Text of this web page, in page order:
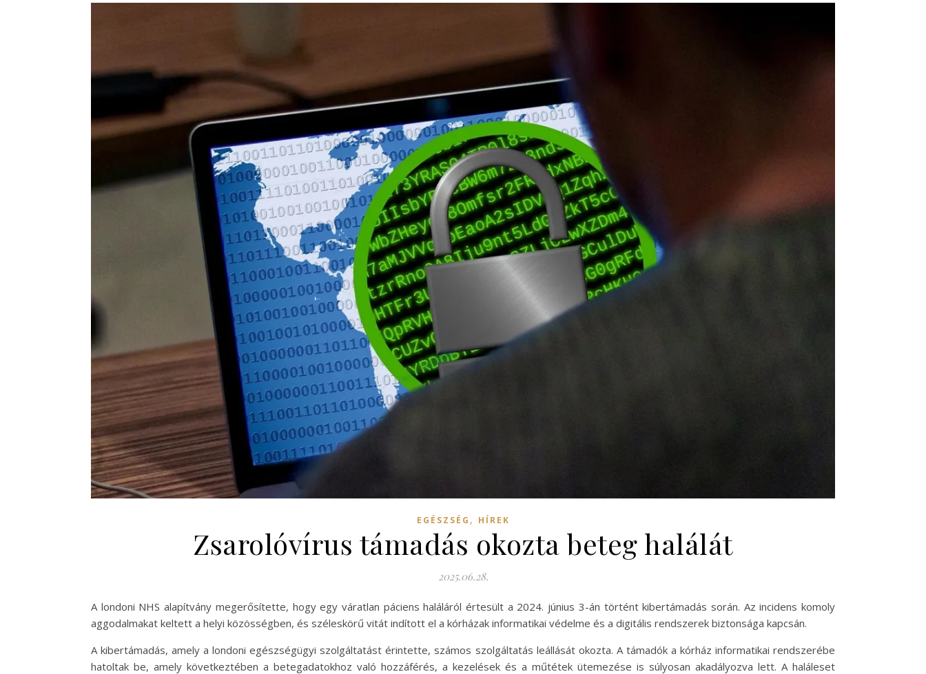
EGÉSZSÉG , HÍREK
Zsarolóvírus támadás okozta beteg halálát
2025.06.28.
A londoni NHS alapítvány megerősítette, hogy egy váratlan páciens haláláról értesült a 2024. június 3-án történt kibertámadás során. Az incidens komoly
aggodalmakat keltett a helyi közösségben, és széleskörű vitát indított el a kórházak informatikai védelme és a digitális rendszerek biztonsága kapcsán.
A kibertámadás, amely a londoni egészségügyi szolgáltatást érintette, számos szolgáltatás leállását okozta. A támadók a kórház informatikai rendszerébe
hatoltak be, amely következtében a betegadatokhoz való hozzáférés, a kezelések és a műtétek ütemezése is súlyosan akadályozva lett. A haláleset